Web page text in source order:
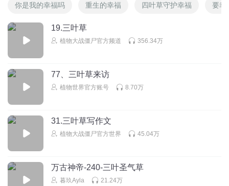
你是我的幸福吗 重生的幸福 四叶草守护幸福 要幸
19.三叶草
植物大战僵尸官方频道 356.34万
77、三叶草来访
植物世界官方账号 8.70万
31.三叶草写作文
植物大战僵尸官方世界 45.04万
万古神帝-240-三叶圣气草
暮玖Ayla 21.24万